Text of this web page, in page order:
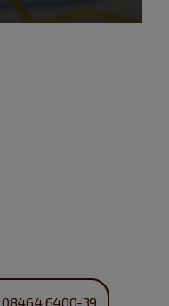
08464 6400-39